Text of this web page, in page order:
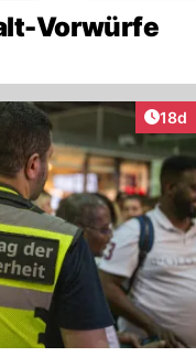
Vorwürfe
18d